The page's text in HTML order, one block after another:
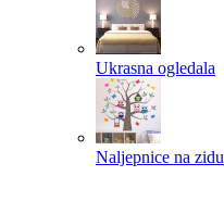
Ukrasna ogledala
Naljepnice na zidu